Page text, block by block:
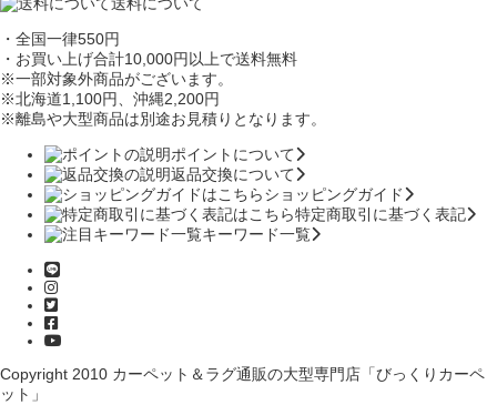
送料について
・全国一律550円
・お買い上げ合計10,000円 以上で送料無料
※一部対象外商品がございます。
※北海道1,100円、沖縄2,200円
※離島や大型商品は別途お見積りとなります。
ポイントについて
返品交換について
ショッピングガイド
特定商取引に基づく表記
キーワード一覧
Copyright 2010 カーペット＆ラグ通販の大型専門店「びっくりカーペ
ット」